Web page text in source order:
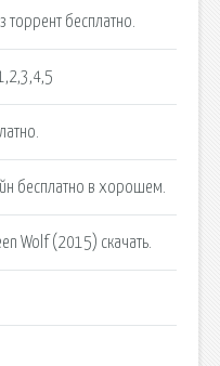
торрент бесплатно.
бесплатно в хорошем.
Wolf (2015) скачать.